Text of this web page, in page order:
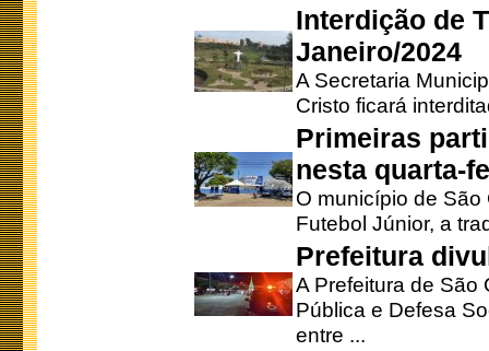
Interdição de
Janeiro/2024
A Secretaria
Cristo ficará
Primeiras
nesta quarta-
O município de
Futebol Júnior, a
Prefeitura
A Prefeitura de São
Pública e Defesa
entre ...